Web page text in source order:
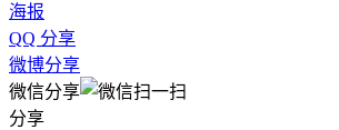
海报
QQ 分享
微博分享
微信分享
分享